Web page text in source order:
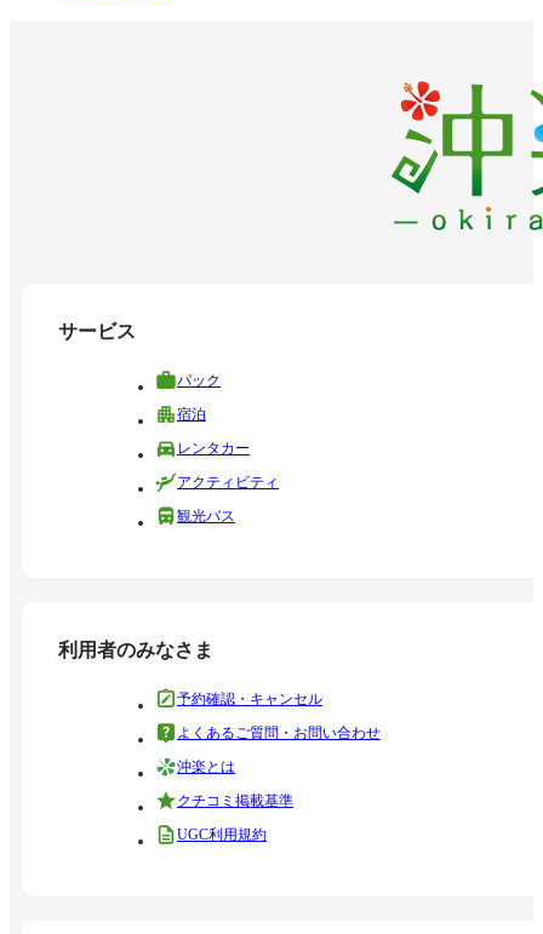
サービス
パック
宿泊
レンタカー
アクティビティ
観光バス
利用者のみなさま
予約確認・キャンセル
よくあるご質問・お問い合わせ
沖楽とは
クチコミ掲載基準
UGC利用規約